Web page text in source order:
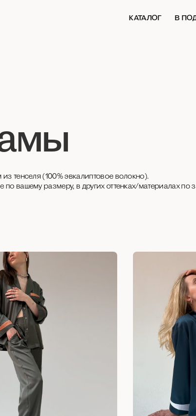
КАТАЛОГ В
тенселя (100% эвкалиптовое волокно).
вашему размеру, в других оттенках/материалах по